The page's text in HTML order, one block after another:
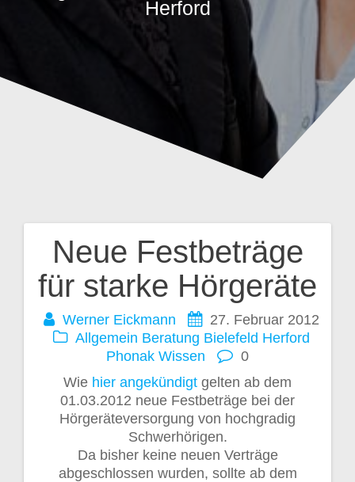
Herford
Neue Festbeträge
für starke Hörgeräte
Werner Eickmann
27. Februar 2012
Allgemein Beratung Bielefeld Herford
Phonak Wissen
0
Wie hier angekündigt gelten ab dem
01.03.2012 neue Festbeträge bei der
Hörgeräteversorgung von hochgradig
Schwerhörigen.
Da bisher keine neuen Verträge
abgeschlossen wurden, sollte ab dem
Beitragsnavigation